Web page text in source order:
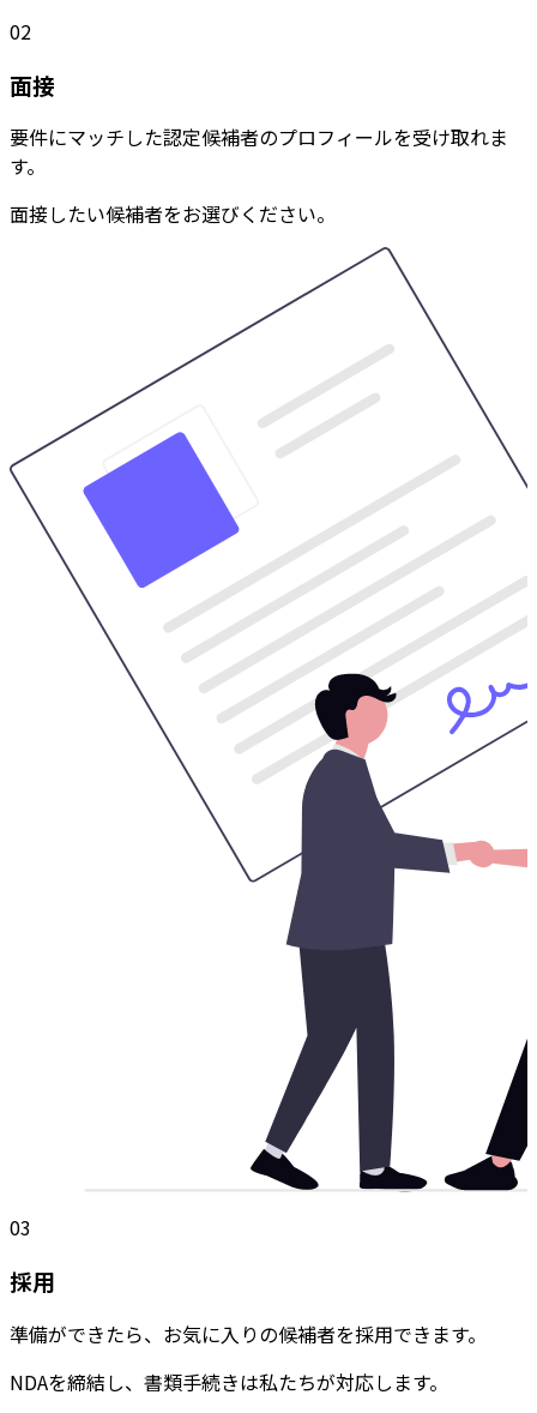
02
面接
要件にマッチした認定候補者のプロフィールを受け取れま
す。
面接したい候補者をお選びください。
03
採用
準備ができたら、お気に入りの候補者を採用できます。
NDAを締結し、書類手続きは私たちが対応します。